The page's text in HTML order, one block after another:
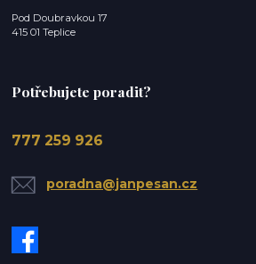
Pod Doubravkou 17
415 01 Teplice
Potřebujete poradit?
777 259 926
poradna@janpesan.cz